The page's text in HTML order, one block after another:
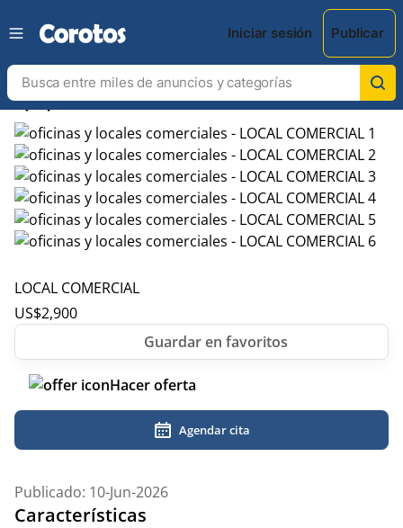
Iniciar sesión Publicar
chevron_leftchevron_right
LOCAL COMERCIAL
US$2,900
Hacer oferta
Agendar cita
Publicado: 10-Jun-2026
Características